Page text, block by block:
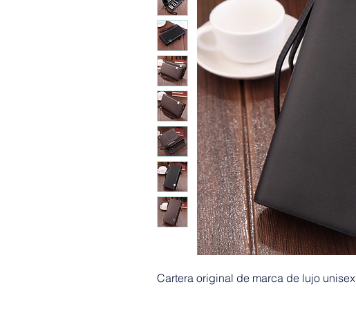
Cartera original de marca de lujo unisex